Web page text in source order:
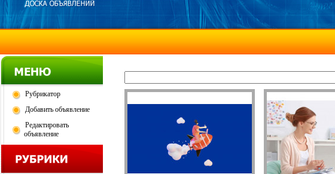
Рубрикатор
Добавить объявление
Редактировать
объявление